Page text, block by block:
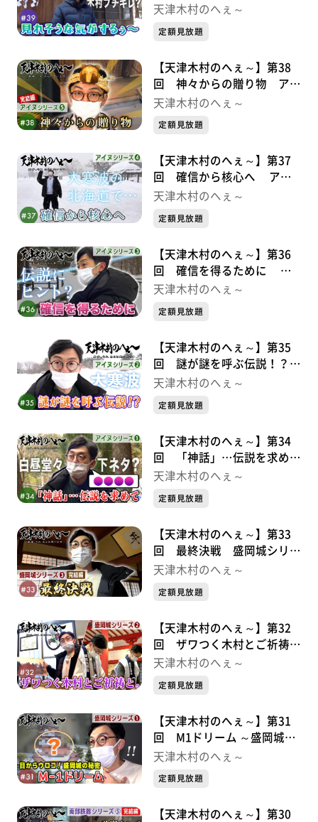
UFOシリーズ①
天津木村のへぇ～
定額見放題
【天津木村のへぇ～】第38
回 神々からの贈り物 アイ
ヌシリーズ⑤完結編
天津木村のへぇ～
定額見放題
【天津木村のへぇ～】第37
回 確信から核心へ アイ
ヌシリーズ④
天津木村のへぇ～
定額見放題
【天津木村のへぇ～】第36
回 確信を得るために ア
イヌシリーズ③
天津木村のへぇ～
定額見放題
【天津木村のへぇ～】第35
回 謎が謎を呼ぶ伝説！？
アイヌシリーズ②
天津木村のへぇ～
定額見放題
【天津木村のへぇ～】第34
回 「神話」…伝説を求めて
アイヌシリーズ①
天津木村のへぇ～
定額見放題
【天津木村のへぇ～】第33
回 最終決戦 盛岡城シリー
ズ③
天津木村のへぇ～
定額見放題
【天津木村のへぇ～】第32
回 ザワつく木村とご祈祷
と。 盛岡城シリーズ②
天津木村のへぇ～
定額見放題
【天津木村のへぇ～】第31
回 M1ドリーム ～盛岡城シ
リーズ①
天津木村のへぇ～
定額見放題
【天津木村のへぇ～】第30